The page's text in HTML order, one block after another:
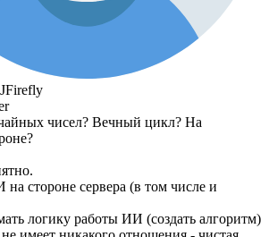
чисел? Вечный цикл? На
на стороне сервера (в том числе и
логику работы ИИ (создать алгоритм)